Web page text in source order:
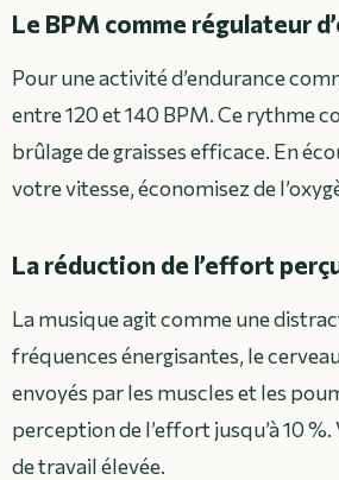
Le BPM comme régulateur
Pour une activité d’endurance
entre 120 et 140 BPM. Ce rythme
brûlage de graisses efficace. En
votre vitesse, économisez de
La réduction de l’effort
La musique agit comme une
fréquences énergisantes, le
envoyés par les muscles et les
perception de l’effort jusqu’à 10
de travail élevée.